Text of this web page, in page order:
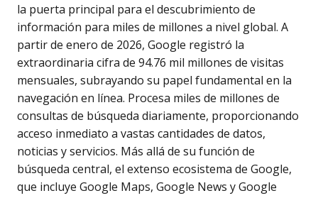
la puerta principal para el descubrimiento de
información para miles de millones a nivel global. A
partir de enero de 2026, Google registró la
extraordinaria cifra de 94.76 mil millones de visitas
mensuales, subrayando su papel fundamental en la
navegación en línea. Procesa miles de millones de
consultas de búsqueda diariamente, proporcionando
acceso inmediato a vastas cantidades de datos,
noticias y servicios. Más allá de su función de
búsqueda central, el extenso ecosistema de Google,
que incluye Google Maps, Google News y Google